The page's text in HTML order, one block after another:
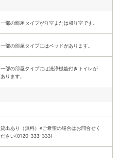
一部の部屋タイプが洋室または和洋室です。
一部の部屋タイプにはベッドがあります。
一部の部屋タイプには洗浄機能付きトイレが
あります。
貸出あり（無料）※ご希望の場合はお問合せく
ださい(0120-333-333)